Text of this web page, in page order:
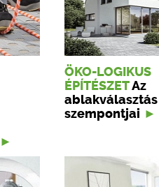
ÖKO-LOGIKUS
ÉPÍTÉSZETAz
ablakválasztás
szempontjai